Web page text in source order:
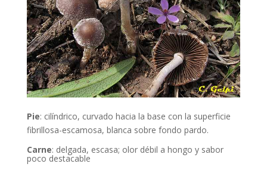
Pie: cilíndrico, curvado hacia la base con la superficie
fibrillosa-escamosa, blanca sobre fondo pardo.
Carne: delgada, escasa; olor débil a hongo y sabor
poco destacable